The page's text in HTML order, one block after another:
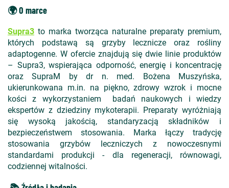
🌍 O marce
Supra3 to marka tworząca naturalne preparaty premium,
których podstawą są grzyby lecznicze oraz rośliny
adaptogenne. W ofercie znajdują się dwie linie produktów
– Supra3, wspierająca odporność, energię i koncentrację
oraz SupraM by dr n. med. Bożena Muszyńska,
ukierunkowana m.in. na piękno, zdrowy wzrok i mocne
kości z wykorzystaniem badań naukowych i wiedzy
ekspertów z dziedziny mykoterapii. Preparaty wyróżniają
się wysoką jakością, standaryzacją składników i
bezpieczeństwem stosowania. Marka łączy tradycję
stosowania grzybów leczniczych z nowoczesnymi
standardami produkcji - dla regeneracji, równowagi,
codziennej witalności.